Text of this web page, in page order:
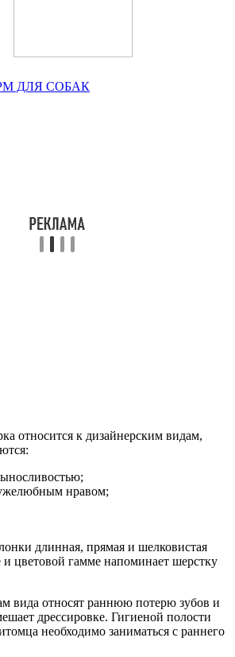
ДЛЯ СОБАК
относится к дизайнерским видам,
нравом;
длинная, прямая и шелковистая
и цветовой гамме напоминает шерстку
вида относят раннюю потерю зубов и
дрессировке. Гигиеной полости
необходимо заниматься с раннего